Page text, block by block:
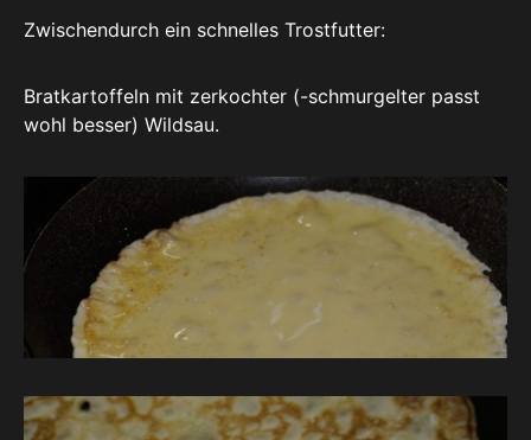
Zwischendurch ein schnelles Trostfutter:
Bratkartoffeln mit zerkochter (-schmurgelter passt
wohl besser) Wildsau.